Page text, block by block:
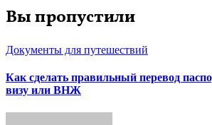
Вы пропустили
Документы для путешествий
Как сделать правильный перевод
визу или ВНЖ